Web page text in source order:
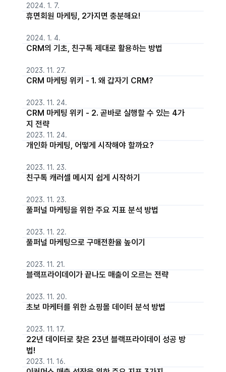
2024. 1. 7.
휴면회원 마케팅, 2가지면 충분해요!
2024. 1. 4.
CRM의 기초, 친구톡 제대로 활용하는 방법
2023. 11. 27.
CRM 마케팅 위키 - 1. 왜 갑자기 CRM?
2023. 11. 24.
CRM 마케팅 위키 - 2. 곧바로 실행할 수 있는 4가
지 전략
2023. 11. 24.
개인화 마케팅, 어떻게 시작해야 할까요?
2023. 11. 23.
친구톡 캐러셀 메시지 쉽게 시작하기
2023. 11. 23.
풀퍼널 마케팅을 위한 주요 지표 분석 방법
2023. 11. 22.
풀퍼널 마케팅으로 구매전환율 높이기
2023. 11. 21.
블랙프라이데이가 끝나도 매출이 오르는 전략
2023. 11. 20.
초보 마케터를 위한 쇼핑몰 데이터 분석 방법
2023. 11. 17.
22년 데이터로 찾은 23년 블랙프라이데이 성공 방
법!
2023. 11. 16.